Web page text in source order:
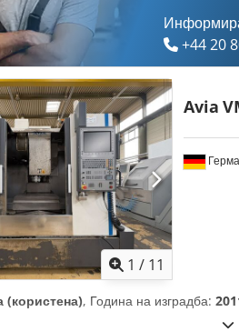
+44 20
1 / 11
Avia
(користена), Година на изградба: